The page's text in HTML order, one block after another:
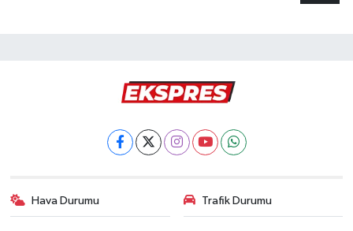
Hava Durumu Trafik Durumu